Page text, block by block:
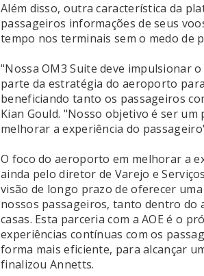
Além disso, outra característica da
passageiros informações de seus
tempo nos terminais sem o medo de
"Nossa OM3 Suite deve impulsionar
parte da estratégia do aeroporto
beneficiando tanto os passageiros
Kian Gould. "Nosso objetivo é ser
melhorar a experiência do
O foco do aeroporto em melhorar a
ainda pelo diretor de Varejo e
visão de longo prazo de oferecer
nossos passageiros, tanto dentro
casas. Esta parceria com a AOE é o
experiências contínuas com os
forma mais eficiente, para alcançar
finalizou Annetts.